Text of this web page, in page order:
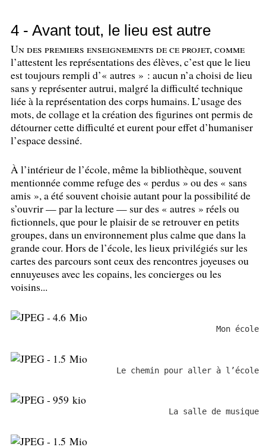
4 - Avant tout, le lieu est autre
Un des premiers enseignements de ce projet, comme
l’attestent les représentations des élèves, c’est que le lieu
est toujours rempli d’« autres » : aucun n’a choisi de lieu
sans y représenter autrui, malgré la difficulté technique
liée à la représentation des corps humains. L’usage des
mots, de collage et la création des figurines ont permis de
détourner cette difficulté et eurent pour effet d’humaniser
l’espace dessiné.
À l’intérieur de l’école, même la bibliothèque, souvent
mentionnée comme refuge des « perdus » ou des « sans
amis », a été souvent choisie autant pour la possibilité de
s’ouvrir — par la lecture — sur des « autres » réels ou
fictionnels, que pour le plaisir de se retrouver en petits
groupes, dans un environnement plus calme que dans la
grande cour. Hors de l’école, les lieux privilégiés sur les
cartes des parcours sont ceux des rencontres joyeuses ou
ennuyeuses avec les copains, les concierges ou les
voisins...
Mon école
Le chemin pour aller à l’école
La salle de musique